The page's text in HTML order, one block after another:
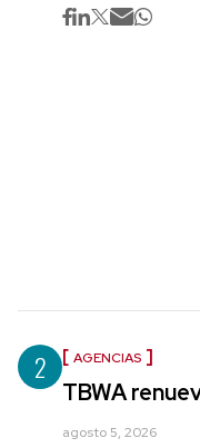
2 AGENCIAS
TBWA
agosto 5, 2026